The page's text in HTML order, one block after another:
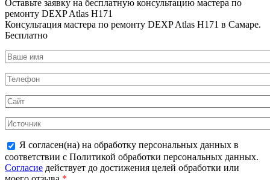
Оставьте заявку на бесплатную консультацию мастера по
ремонту DEXP Atlas H171
Консультация мастера по ремонту DEXP Atlas H171 в Самаре.
Бесплатно
Я согласен(на) на обработку персональных данных в
соответствии с Политикой обработки персональных данных.
Согласие действует до достижения целей обработки или